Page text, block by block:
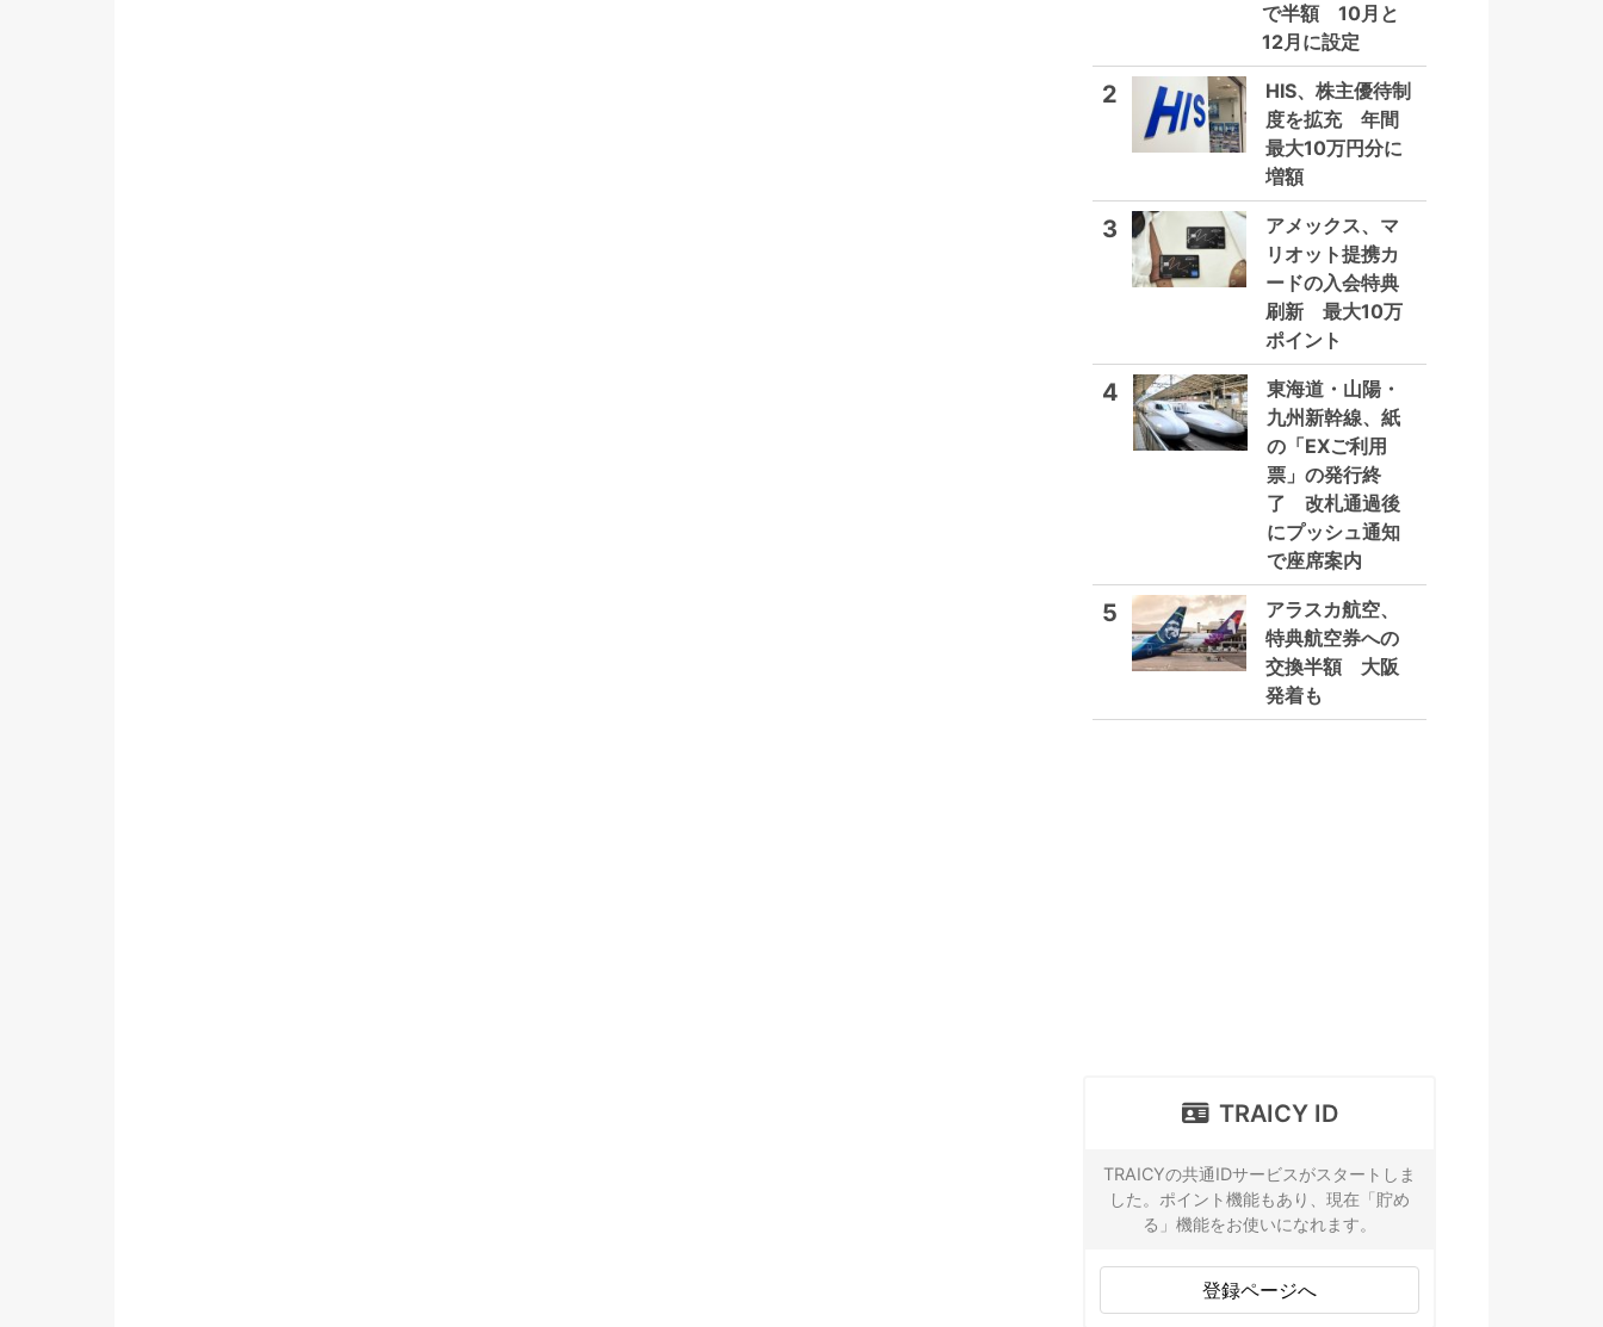
で半額 10月と
12月に設定
2
HIS、株主優待制
度を拡充 年間
最大10万円分に
増額
3
アメックス、マ
リオット提携カ
ードの入会特典
刷新 最大10万
ポイント
4
東海道・山陽・
九州新幹線、紙
の「EXご利用
票」の発行終
了 改札通過後
にプッシュ通知
で座席案内
5
アラスカ航空、
特典航空券への
交換半額 大阪
発着も
TRAICY ID
TRAICYの共通IDサービスがスタートしま
した。ポイント機能もあり、現在「貯め
る」機能をお使いになれます。
登録ページへ